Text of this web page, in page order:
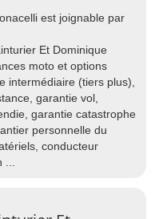
est joignable par
Et Dominique
moto et options
intermédiaire (tiers plus),
garantie vol,
garantie catastrophe
personnelle du
conducteur